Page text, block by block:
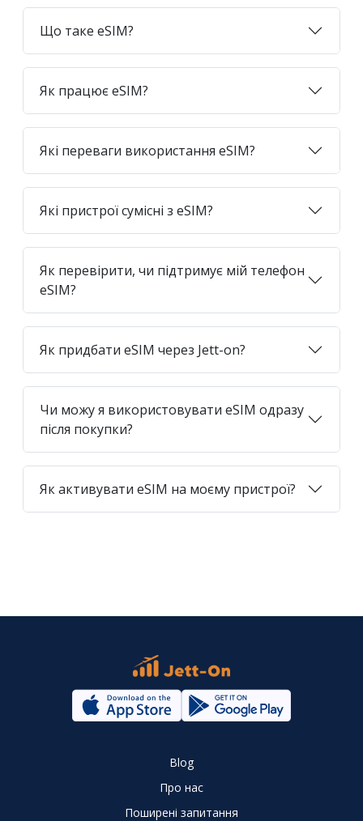
Що таке eSIM?
Як працює eSIM?
Які переваги використання eSIM?
Які пристрої сумісні з eSIM?
Як перевірити, чи підтримує мій телефон
eSIM?
Як придбати eSIM через Jett-on?
Чи можу я використовувати eSIM одразу
після покупки?
Як активувати eSIM на моєму пристрої?
Blog
Про нас
Поширені запитання